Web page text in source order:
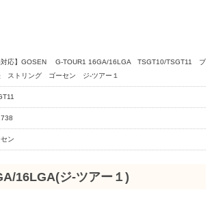
対応】GOSEN G-TOUR1 16GA/16LGA TSGT10/TSGT11 ブ
ストリング ゴーセン ジ-ツアー１
ン
16LGA(ジ-ツアー１)